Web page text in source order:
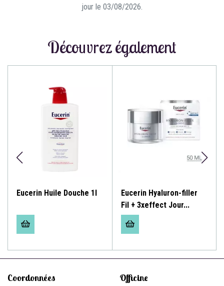
jour le 03/08/2026.
Découvrez également
Eucerin Huile Douche 1l
Eucerin Hyaluron-filler
Fil + 3xeffect Jour...
Coordonnées
Officine